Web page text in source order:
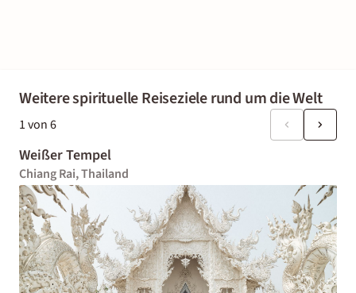
Weitere spirituelle Reiseziele rund um die Welt
1von6
Weißer Tempel
Chiang Rai, Thailand